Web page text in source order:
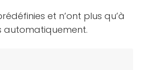
et n’ont plus qu’à
automatiquement.